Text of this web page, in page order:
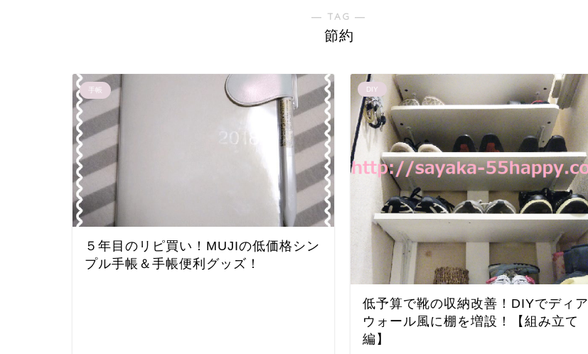
― TAG ―
節約
手帳
５年目のリピ買い！MUJIの低価格シン
プル手帳＆手帳便利グッズ！
DIY
低予算で靴の収納改善！DIYでディア
ウォール風に棚を増設！【組み立て
編】